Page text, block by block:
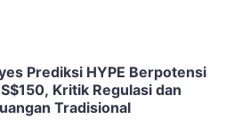
Prediksi HYPE Berpotensi
Kritik Regulasi dan
Tradisional